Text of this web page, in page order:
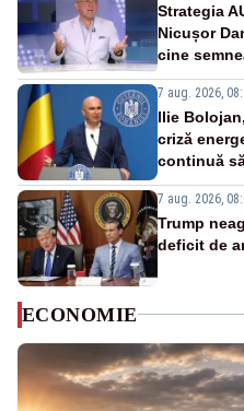
Strategia
Nicușor
cine
7 aug. 2026,
Ilie
criză
continuă
7 aug. 2026,
Trump
deficit de
ECONOMIE